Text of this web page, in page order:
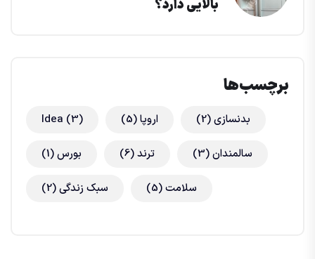
بالایی دارد؟
برچسب‌ها
Idea (3) اروپا(5) بدنسازی(2)
بورس(1) ترند(6) سالمندان(3)
سبک زندگی(2) سلامت(5)